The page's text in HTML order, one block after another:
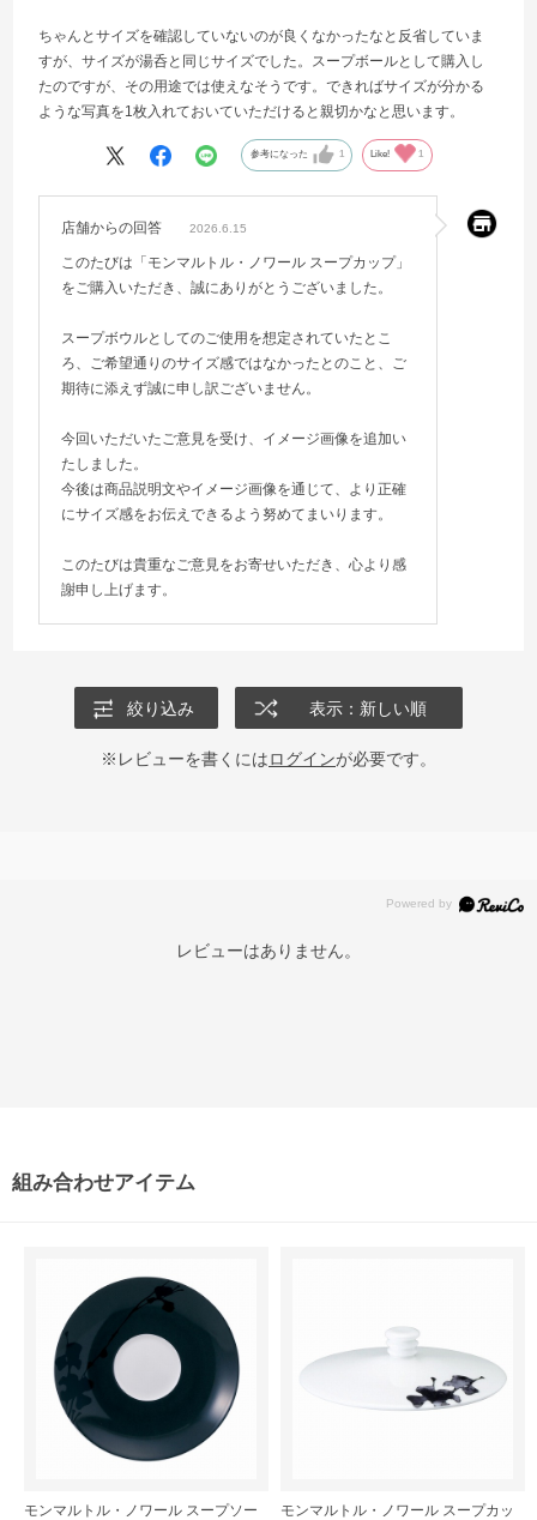
ちゃんとサイズを確認していないのが良くなかったなと反省していま
すが、サイズが湯呑と同じサイズでした。スープボールとして購入し
たのですが、その用途では使えなそうです。できればサイズが分かる
ような写真を1枚入れておいていただけると親切かなと思います。
参考になった 1 Like! 1
店舗からの回答 2026.6.15
このたびは「モンマルトル・ノワール スープカップ」
をご購入いただき、誠にありがとうございました。
スープボウルとしてのご使用を想定されていたとこ
ろ、ご希望通りのサイズ感ではなかったとのこと、ご
期待に添えず誠に申し訳ございません。
今回いただいたご意見を受け、イメージ画像を追加い
たしました。
今後は商品説明文やイメージ画像を通じて、より正確
にサイズ感をお伝えできるよう努めてまいります。
このたびは貴重なご意見をお寄せいただき、心より感
謝申し上げます。
絞り込み 表示：新しい順
※レビューを書くにはログインが必要です。
レビューはありません。
組み合わせアイテム
モンマルトル・ノワール スープソー
モンマルトル・ノワール スープカッ